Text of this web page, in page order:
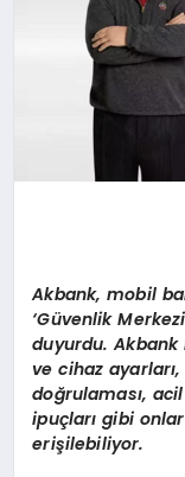
Akbank, mobil
‘Güvenlik
duyurdu.
ve cihaz ayarları,
doğrulaması,
ipuçları gibi
erişilebiliyor.